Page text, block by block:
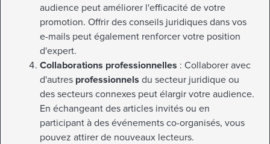
audience peut améliorer l'efficacité de votre
promotion. Offrir des conseils juridiques dans vos
e-mails peut également renforcer votre position
d'expert.
Collaborations professionnelles : Collaborer avec
d'autres professionnels du secteur juridique ou
des secteurs connexes peut élargir votre audience.
En échangeant des articles invités ou en
participant à des événements co-organisés, vous
pouvez attirer de nouveaux lecteurs.